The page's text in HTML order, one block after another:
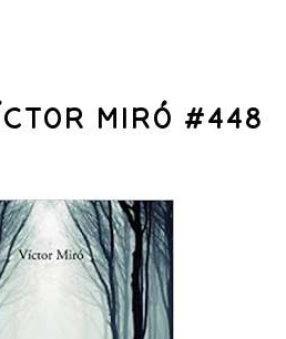
MIRÓ #448